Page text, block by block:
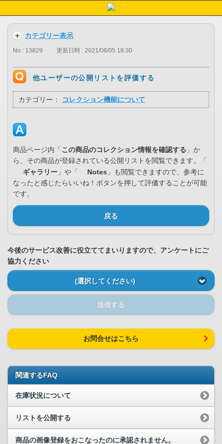
カテゴリー表示
No : 13829 更新日時 : 2021/08/05 18:30
他ユーザーの公開リストを評価する
カテゴリー： コレクション機能について
商品ページ内「 この商品のコレクション情報を確認する 」か
ら、その商品が登録されている公開リストを閲覧できます。「
ギャラリー 」や「 Notes 」も閲覧できますので、参考に
なったと感じたらいいね！ボタンを押して評価することが可能
です。
戻る
今後のサービス改善に役立ててまいりますので、アンケートにご
協力ください
(選択してください)
送信する
お問合せはこちら
関連するFAQ
在庫状況について
リストを公開する
商品の画像登録をおこなったのに承認されません。